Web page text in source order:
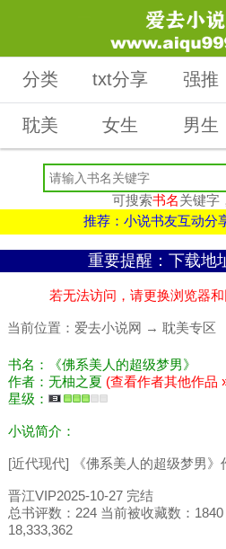
分类 txt分享 强推
耽美 女生 男生
可搜索书名关键字
推荐：小说书友互动分
重要提醒：下载地
若无法访问，请更换浏览器
当前位置： 爱去小说网 → 耽美专区
书名：《佛系美人的超级梦男》
作者：无柚之夏 (查看作者其他作品
星级：
小说简介：
[近代现代] 《佛系美人的超级梦男》
晋江VIP2025-10-27 完结
总书评数：224 当前被收藏数：
18,333,362